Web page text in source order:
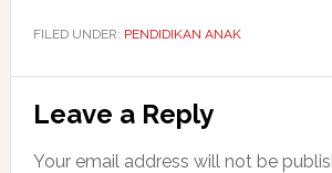
FILED UNDER: PENDIDIKAN ANAK
Reader
Interactions
Leave a Reply
Your email address will not be